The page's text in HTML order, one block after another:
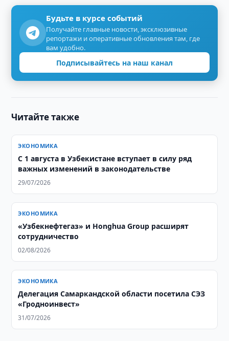
Будьте в курсе событий
Получайте главные новости, эксклюзивные
репортажи и оперативные обновления там, где
вам удобно.
Подписывайтесь на наш канал
Читайте также
ЭКОНОМИКА
С 1 августа в Узбекистане вступает в силу ряд
важных изменений в законодательстве
29/07/2026
ЭКОНОМИКА
«Узбекнефтегаз» и Honghua Group расширят
сотрудничество
02/08/2026
ЭКОНОМИКА
Делегация Самаркандской области посетила СЭЗ
«Гродноинвест»
31/07/2026